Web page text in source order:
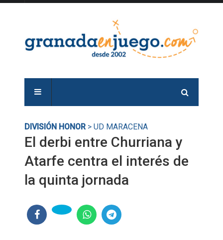
DIVISIÓN HONOR> UD MARACENA
El derbi entre Churriana y
Atarfe centra el interés de
la quinta jornada